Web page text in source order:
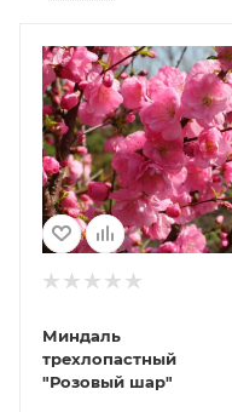
Миндаль
трехлопастный
"Розовый шар"